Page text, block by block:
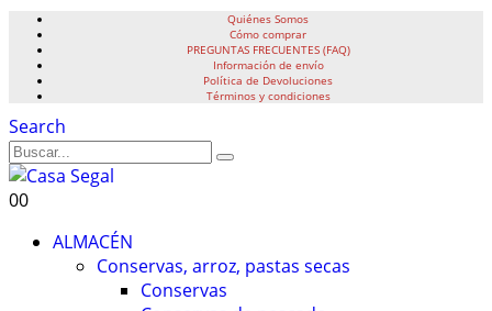
Quiénes Somos
Cómo comprar
PREGUNTAS FRECUENTES (FAQ)
Información de envío
Política de Devoluciones
Términos y condiciones
Search
00
ALMACÉN
Conservas, arroz, pastas secas
Conservas